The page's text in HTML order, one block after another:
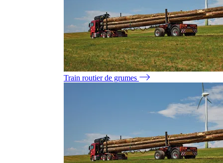
Train routier de grumes